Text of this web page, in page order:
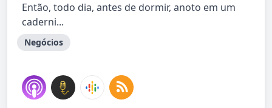
Então, todo dia, antes de dormir, anoto em um
caderni...
Negócios